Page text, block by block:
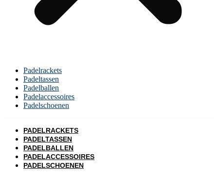
Padelrackets
Padeltassen
Padelballen
Padelaccessoires
Padelschoenen
PADELRACKETS
PADELTASSEN
PADELBALLEN
PADELACCESSOIRES
PADELSCHOENEN